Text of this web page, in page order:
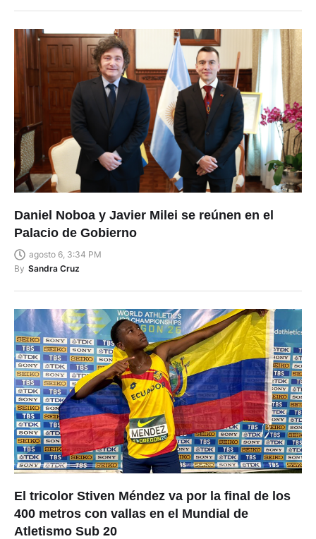
Daniel Noboa y Javier Milei se reúnen en el
Palacio de Gobierno
agosto 6, 3:34 PM
By Sandra Cruz
El tricolor Stiven Méndez va por la final de los
400 metros con vallas en el Mundial de
Atletismo Sub 20